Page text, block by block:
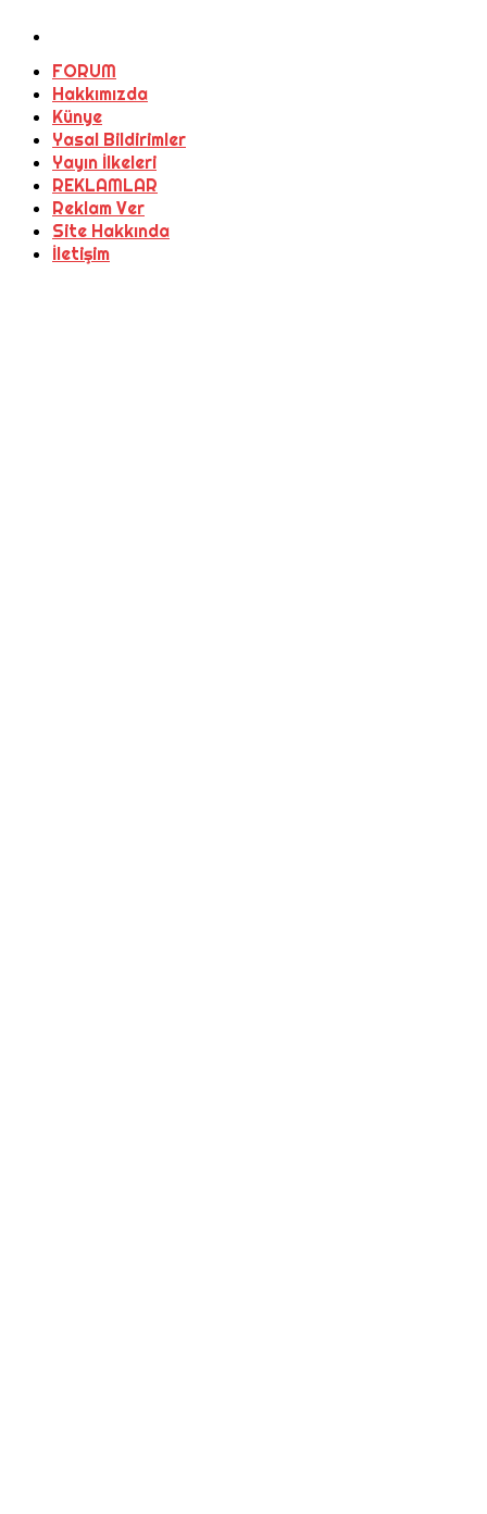
FORUM
Hakkımızda
Künye
Yasal Bildirimler
Yayın İlkeleri
REKLAMLAR
Reklam Ver
Site Hakkında
İletişim